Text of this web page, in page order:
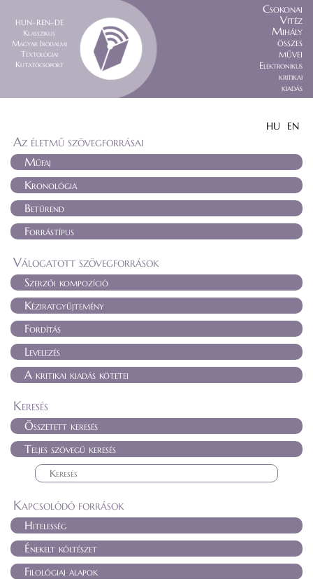
HUN–REN–DE
Klasszikus
Magyar Irodalmi
Textológiai
Kutatócsoport
Csokonai
Vitéz
Mihály
összes
művei
Elektronikus
kritikai
kiadás
HU EN
Az életmű szövegforrásai
Műfaj
Kronológia
Betűrend
Forrástípus
Válogatott szövegforrások
Szerzői kompozíció
Kéziratgyűjtemény
Fordítás
Levelezés
A kritikai kiadás kötetei
Keresés
Összetett keresés
Teljes szövegű keresés
Kapcsolódó források
Hitelesség
Énekelt költészet
Filológiai alapok